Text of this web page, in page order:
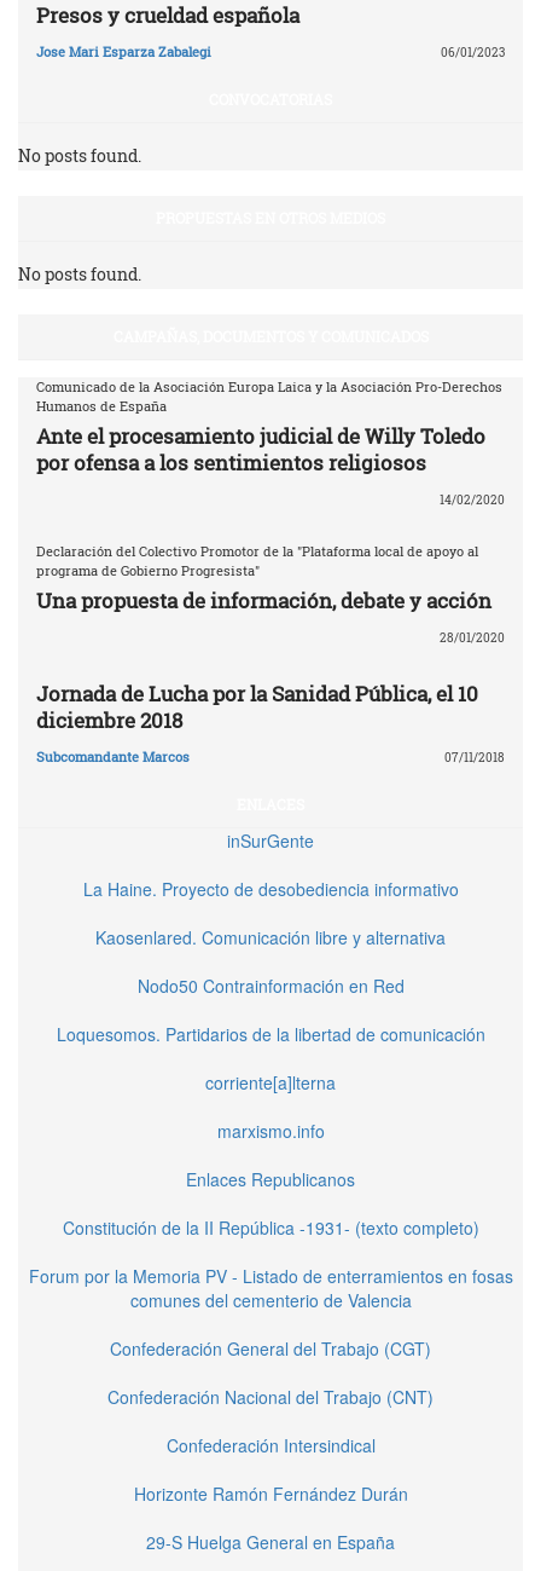
Presos y crueldad española
Jose Mari Esparza Zabalegi 06/01/2023
No posts found.
No posts found.
Comunicado de la Asociación Europa Laica y la Asociación Pro-Derechos
Humanos de España
Ante el procesamiento judicial de Willy Toledo
por ofensa a los sentimientos religiosos
14/02/2020
Declaración del Colectivo Promotor de la "Plataforma local de apoyo al
programa de Gobierno Progresista"
Una propuesta de información, debate y acción
28/01/2020
Jornada de Lucha por la Sanidad Pública, el 10
diciembre 2018
Subcomandante Marcos 07/11/2018
inSurGente
La Haine. Proyecto de desobediencia informativo
Kaosenlared. Comunicación libre y alternativa
Nodo50 Contrainformación en Red
Loquesomos. Partidarios de la libertad de comunicación
corriente[a]lterna
marxismo.info
Enlaces Republicanos
Constitución de la II República -1931- (texto completo)
Forum por la Memoria PV - Listado de enterramientos en fosas
comunes del cementerio de Valencia
Confederación General del Trabajo (CGT)
Confederación Nacional del Trabajo (CNT)
Confederación Intersindical
Horizonte Ramón Fernández Durán
29-S Huelga General en España